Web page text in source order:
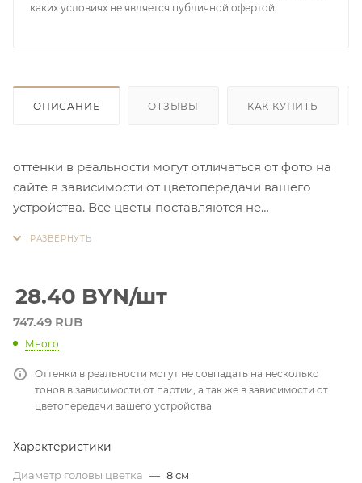
каких условиях не является публичной офертой
ОПИСАНИЕ ОТЗЫВЫ КАК КУПИТЬ
оттенки в реальности могут отличаться от фото на
сайте в зависимости от цветопередачи вашего
устройства. Все цветы поставляются не
28.40 BYN/шт
747.49 RUB
Много
Оттенки в реальности могут не совпадать на несколько
тонов в зависимости от партии, а так же в зависимости от
цветопередачи вашего устройства
Характеристики
Диаметр головы цветка — 8 см